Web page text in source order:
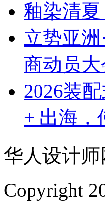
釉染清
立势亚
商动员
2026装
+ 出海，
华人设计
Copyright